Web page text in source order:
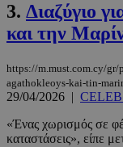
3. Διαζύγιο
και την
https://m.must.com.cy/
agathokleoys-kai-tin-
29/04/2026 |
«Ένας χωρισμός σε
καταστάσεις», είπε